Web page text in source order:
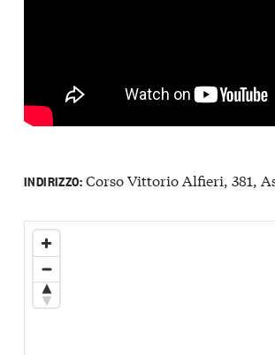
INDIRIZZO:Corso Vittorio Alfieri, 381,